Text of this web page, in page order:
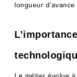
longueur
Le métier évolue